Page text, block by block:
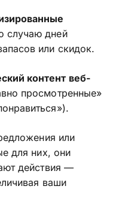
случаю дней
или скидок.
контент веб-
просмотренные»
или
для них, они
действия —
ваши